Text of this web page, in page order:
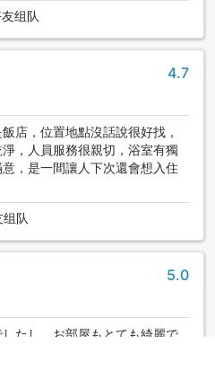
组队
4.7
店，位置地點沒話說很好找，
，人員服務很親切，浴室有獨
，是一間讓人下次還會想入住
队
5.0
たし、お部屋もとても綺麗で